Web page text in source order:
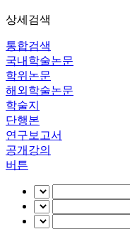
상세검색
통합검색
국내학술논문
학위논문
해외학술논문
학술지
단행본
연구보고서
공개강의
버튼